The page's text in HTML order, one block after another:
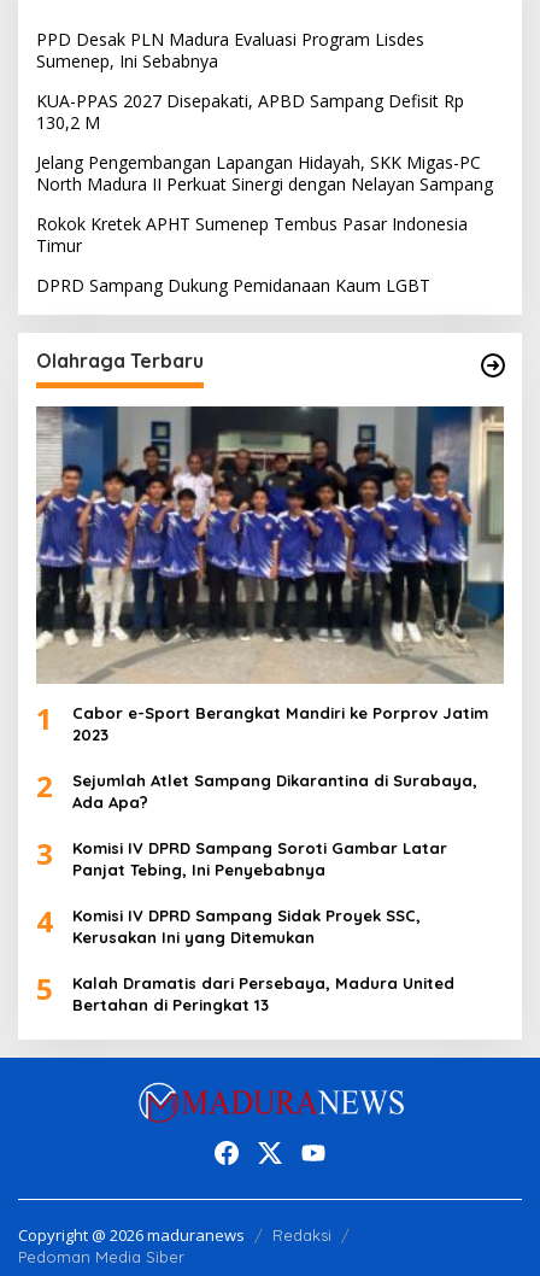
PPD Desak PLN Madura Evaluasi Program Lisdes
Sumenep, Ini Sebabnya
KUA-PPAS 2027 Disepakati, APBD Sampang Defisit Rp
130,2 M
Jelang Pengembangan Lapangan Hidayah, SKK Migas-PC
North Madura II Perkuat Sinergi dengan Nelayan Sampang
Rokok Kretek APHT Sumenep Tembus Pasar Indonesia
Timur
DPRD Sampang Dukung Pemidanaan Kaum LGBT
Olahraga Terbaru
1
Cabor e-Sport Berangkat Mandiri ke Porprov Jatim
2023
2
Sejumlah Atlet Sampang Dikarantina di Surabaya,
Ada Apa?
3
Komisi IV DPRD Sampang Soroti Gambar Latar
Panjat Tebing, Ini Penyebabnya
4
Komisi IV DPRD Sampang Sidak Proyek SSC,
Kerusakan Ini yang Ditemukan
5
Kalah Dramatis dari Persebaya, Madura United
Bertahan di Peringkat 13
Copyright @ 2026 maduranews
Redaksi
Pedoman Media Siber